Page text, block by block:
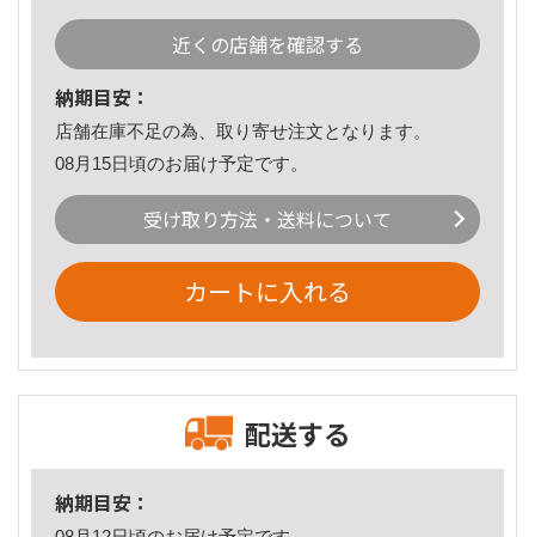
近くの店舗を確認する
納期目安：
店舗在庫不足の為、取り寄せ注文となります。
08月15日頃のお届け予定です。
受け取り方法・送料について
カートに入れる
配送する
納期目安：